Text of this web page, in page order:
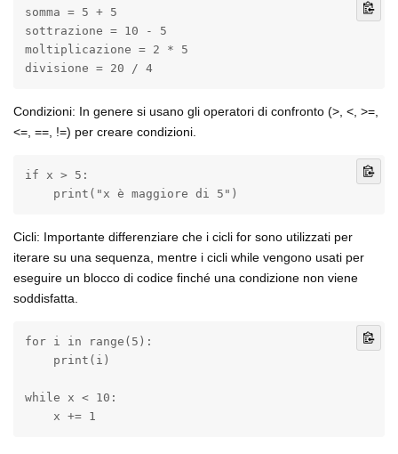
somma = 5 + 5
sottrazione = 10 - 5
moltiplicazione = 2 * 5
divisione = 20 / 4
Condizioni: In genere si usano gli operatori di confronto (>, <, >=,
<=, ==, !=) per creare condizioni.
if x > 5:
    print("x è maggiore di 5")
Cicli: Importante differenziare che i cicli for sono utilizzati per
iterare su una sequenza, mentre i cicli while vengono usati per
eseguire un blocco di codice finché una condizione non viene
soddisfatta.
for i in range(5):
    print(i)
while x < 10:
    x += 1